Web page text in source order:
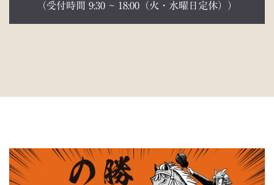
（受付時間 9:30 ~ 18:00（火・水曜日定休））